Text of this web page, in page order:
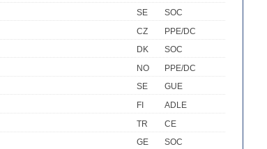
SE
SOC
CZ
PPE/DC
DK
SOC
NO
PPE/DC
SE
GUE
FI
ADLE
TR
CE
GE
SOC